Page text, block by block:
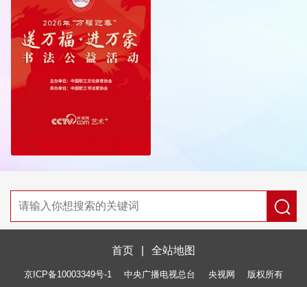
首页 全站地图
京ICP备10003349号-1 中央广播电视总台 央视网 版权所有